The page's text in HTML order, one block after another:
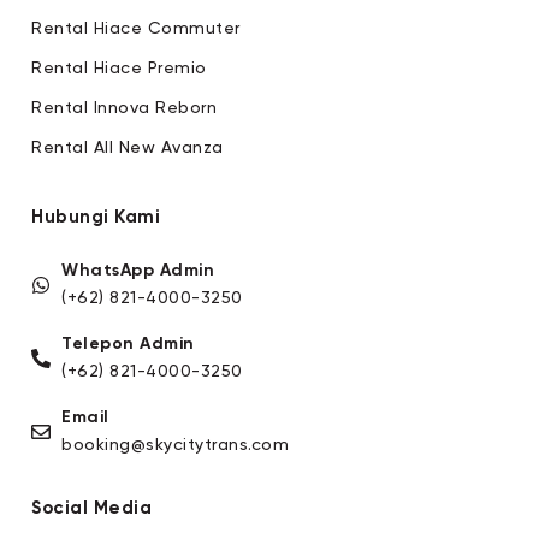
Rental Hiace Commuter
Rental Hiace Premio
Rental Innova Reborn
Rental All New Avanza
Hubungi Kami
WhatsApp Admin
(+62) 821-4000-3250
Telepon Admin
(+62) 821-4000-3250
Email
booking@skycitytrans.com
Social Media